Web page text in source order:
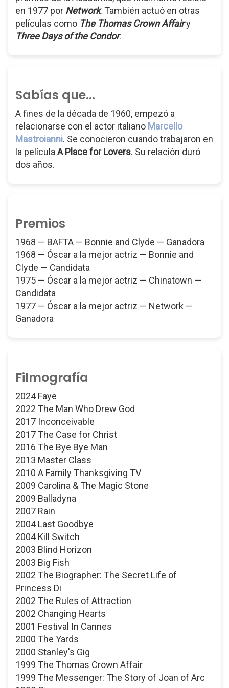
en 1977 por Network. También actuó en otras
películas como The Thomas Crown Affairy
Three Days of the Condor.
Sabías que...
A fines de la década de 1960, empezó a
relacionarse con el actor italiano Marcello
Mastroianni. Se conocieron cuando trabajaron en
la película A Place for Lovers. Su relación duró
dos años.
Premios
1968 — BAFTA — Bonnie and Clyde — Ganadora
1968 — Óscar a la mejor actriz — Bonnie and
Clyde — Candidata
1975 — Óscar a la mejor actriz — Chinatown —
Candidata
1977 — Óscar a la mejor actriz — Network —
Ganadora
Filmografía
2024 Faye
2022 The Man Who Drew God
2017 Inconceivable
2017 The Case for Christ
2016 The Bye Bye Man
2013 Master Class
2010 A Family Thanksgiving TV
2009 Carolina & The Magic Stone
2009 Balladyna
2007 Rain
2004 Last Goodbye
2004 Kill Switch
2003 Blind Horizon
2003 Big Fish
2002 The Biographer: The Secret Life of
Princess Di
2002 The Rules of Attraction
2002 Changing Hearts
2001 Festival In Cannes
2000 The Yards
2000 Stanley's Gig
1999 The Thomas Crown Affair
1999 The Messenger: The Story of Joan of Arc